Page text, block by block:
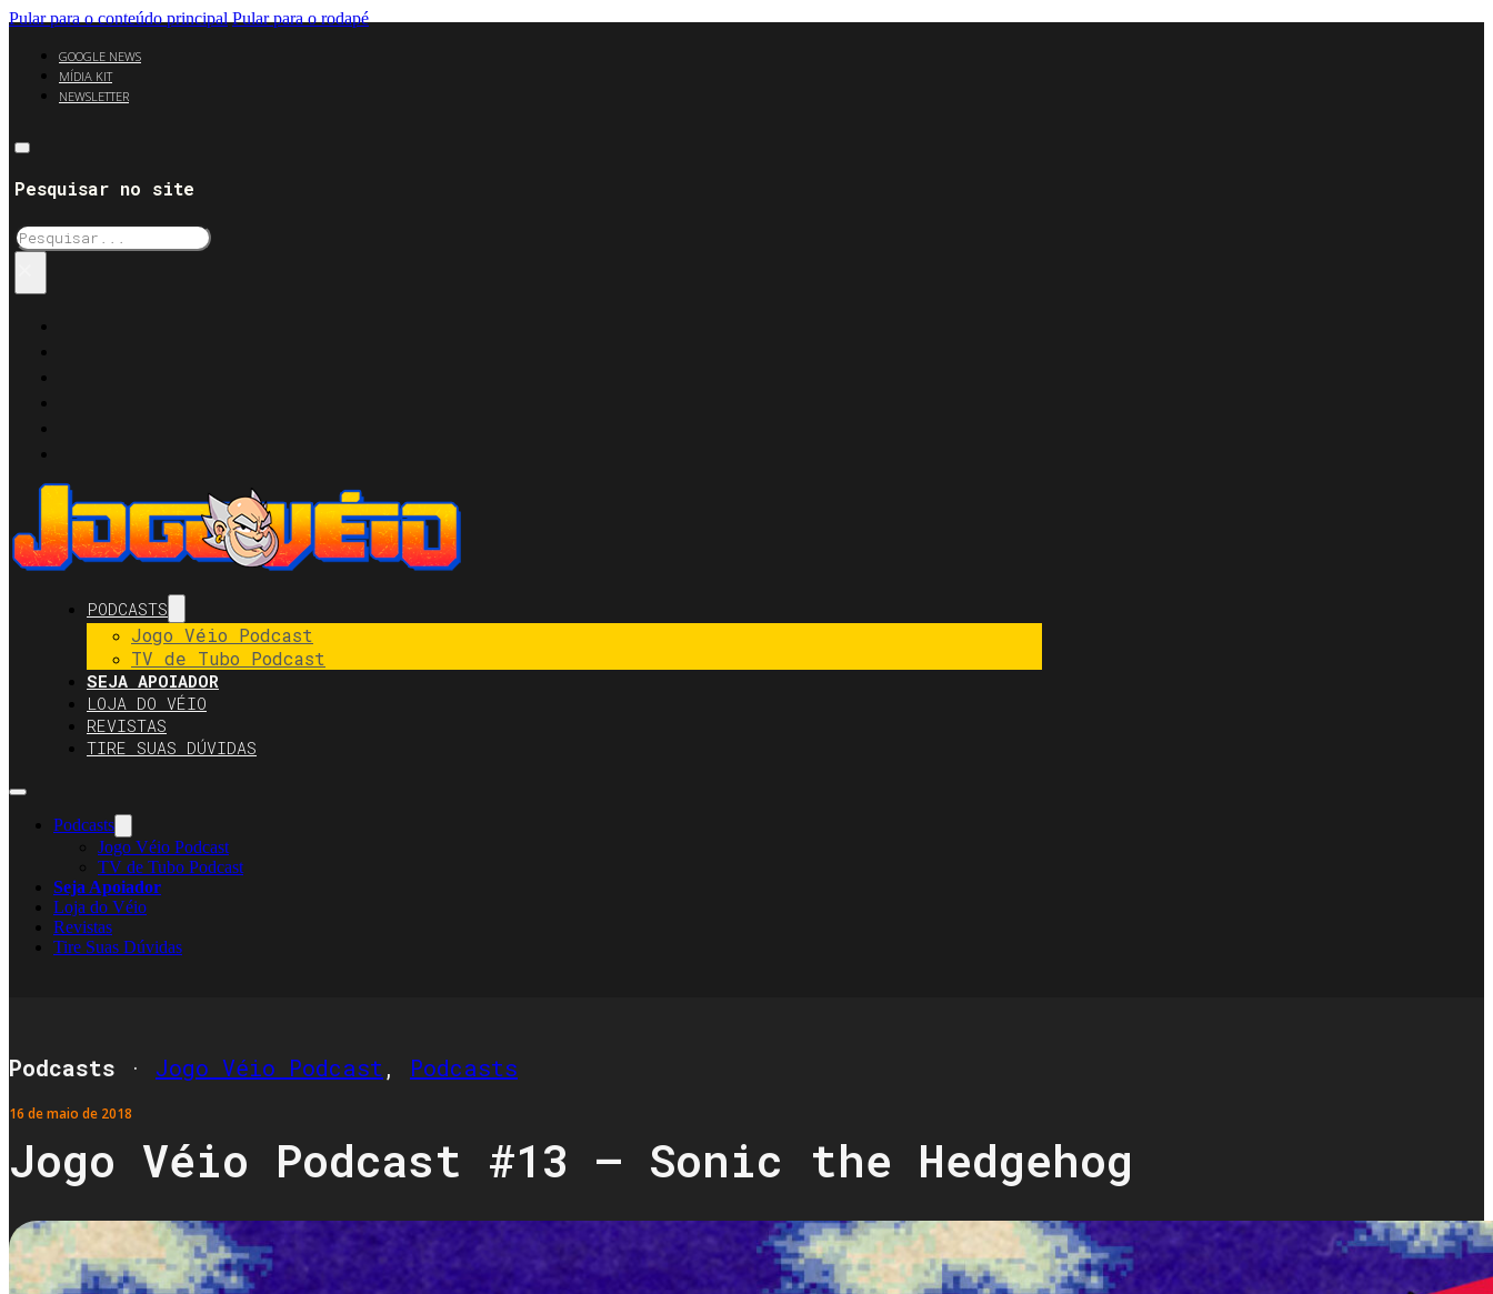
Pular para o conteúdo principal Pular para o rodapé
GOOGLE NEWS
MÍDIA KIT
NEWSLETTER
Pesquisar no site
Pesquisar
PODCASTS
Jogo Véio Podcast
TV de Tubo Podcast
SEJA APOIADOR
LOJA DO VÉIO
REVISTAS
TIRE SUAS DÚVIDAS
Podcasts
Jogo Véio Podcast
TV de Tubo Podcast
Seja Apoiador
Loja do Véio
Revistas
Tire Suas Dúvidas
Podcasts · Jogo Véio Podcast, Podcasts
16 de maio de 2018
Jogo Véio Podcast #13 – Sonic the Hedgehog